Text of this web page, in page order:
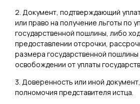
2. Документ, подтверждающий
или право на получение льготы по
государственной пошлины, либо
предоставлении отсрочки,
размера государственной пошлины
освобождении от уплаты
3. Доверенность или иной
полномочия представителя истца.